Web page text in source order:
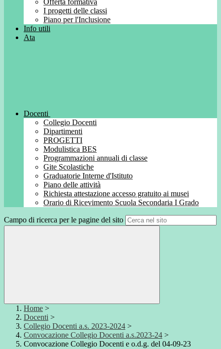
Offerta formativa
I progetti delle classi
Piano per l'Inclusione
Info utili
Ata
Docenti
Collegio Docenti
Dipartimenti
PROGETTI
Modulistica BES
Programmazioni annuali di classe
Gite Scolastiche
Graduatorie Interne d'Istituto
Piano delle attività
Richiesta attestazione accesso gratuito ai musei
Orario di Ricevimento Scuola Secondaria I Grado
Campo di ricerca per le pagine del sito
Home >
Docenti >
Collegio Docenti a.s. 2023-2024 >
Convocazione Collegio Docenti a.s.2023-24 >
Convocazione Collegio Docenti e o.d.g. del 04-09-23